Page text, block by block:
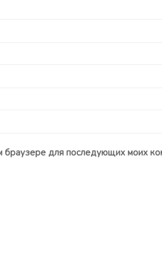
браузере для последующих моих